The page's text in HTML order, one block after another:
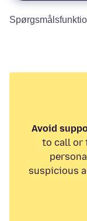
Avoid
to call or
suspicious